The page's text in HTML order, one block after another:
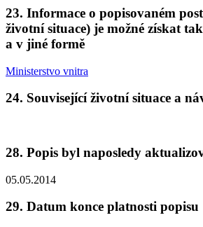
23. Informace o popisovaném
životní situace) je možné získat
a v jiné formě
Ministerstvo vnitra
24. Související životní situace a
28. Popis byl naposledy
05.05.2014
29. Datum konce platnosti popisu